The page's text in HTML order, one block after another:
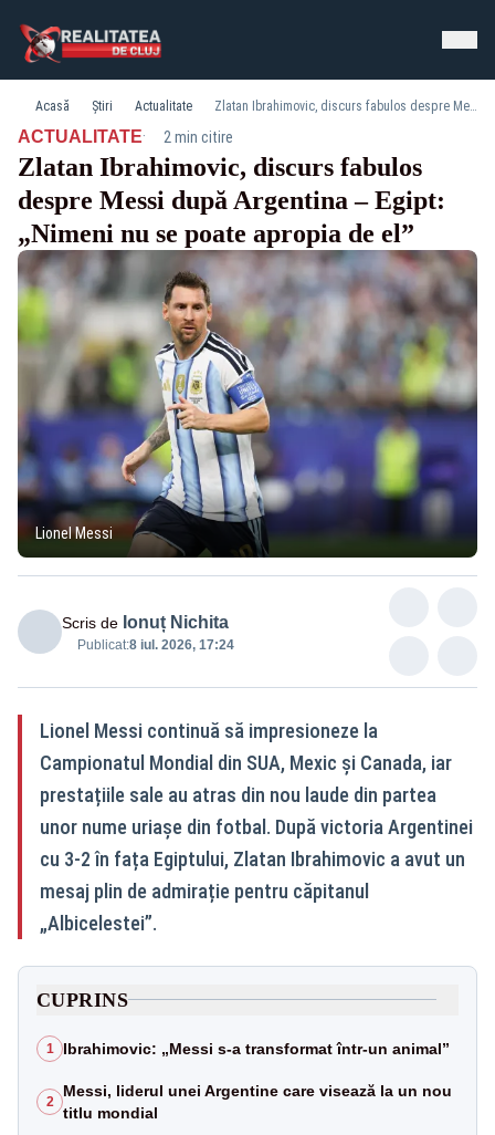
Acasă Știri Actualitate Zlatan Ibrahimovic, discurs fabulos despre Messi după Argentina – Egipt: „Nimeni nu se poate apropia de el”
ACTUALITATE· 2 min citire
Zlatan Ibrahimovic, discurs fabulos
despre Messi după Argentina – Egipt:
„Nimeni nu se poate apropia de el”
Lionel Messi
Scris de Ionuț Nichita
Publicat:8 iul. 2026, 17:24
Lionel Messi continuă să impresioneze la
Campionatul Mondial din SUA, Mexic și Canada, iar
prestațiile sale au atras din nou laude din partea
unor nume uriașe din fotbal. După victoria Argentinei
cu 3-2 în fața Egiptului, Zlatan Ibrahimovic a avut un
mesaj plin de admirație pentru căpitanul
„Albicelestei”.
CUPRINS
1 Ibrahimovic: „Messi s-a transformat într-un animal”
2
Messi, liderul unei Argentine care visează la un nou
titlu mondial